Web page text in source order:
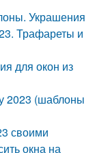
Украшения
Трафареты и
для окон из
2023 (шаблоны
своими
окна на